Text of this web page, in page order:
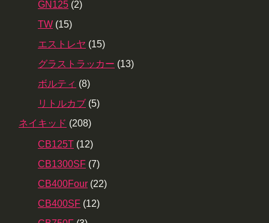
GN125 (2)
TW (15)
エストレヤ (15)
グラストラッカー (13)
ボルティ (8)
リトルカブ (5)
ネイキッド (208)
CB125T (12)
CB1300SF (7)
CB400Four (22)
CB400SF (12)